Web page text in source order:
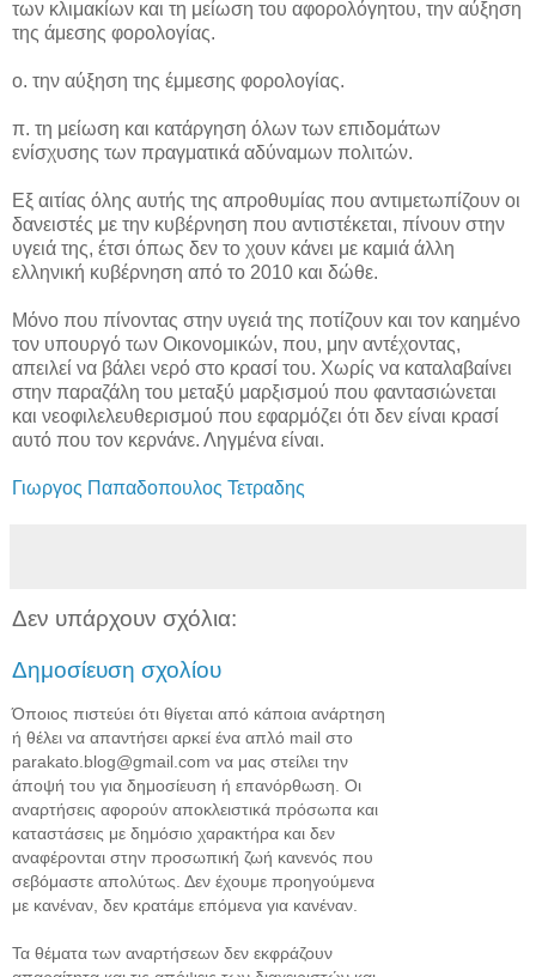
των κλιμακίων και τη μείωση του αφορολόγητου, την αύξηση
της άμεσης φορολογίας.
ο. την αύξηση της έμμεσης φορολογίας.
π. τη μείωση και κατάργηση όλων των επιδομάτων
ενίσχυσης των πραγματικά αδύναμων πολιτών.
Εξ αιτίας όλης αυτής της απροθυμίας που αντιμετωπίζουν οι
δανειστές με την κυβέρνηση που αντιστέκεται, πίνουν στην
υγειά της, έτσι όπως δεν το χουν κάνει με καμιά άλλη
ελληνική κυβέρνηση από το 2010 και δώθε.
Μόνο που πίνοντας στην υγειά της ποτίζουν και τον καημένο
τον υπουργό των Οικονομικών, που, μην αντέχοντας,
απειλεί να βάλει νερό στο κρασί του. Χωρίς να καταλαβαίνει
στην παραζάλη του μεταξύ μαρξισμού που φαντασιώνεται
και νεοφιλελευθερισμού που εφαρμόζει ότι δεν είναι κρασί
αυτό που τον κερνάνε. Ληγμένα είναι.
Γιωργος Παπαδοπουλος Τετραδης
Δεν υπάρχουν σχόλια:
Δημοσίευση σχολίου
Όποιος πιστεύει ότι θίγεται από κάποια ανάρτηση
ή θέλει να απαντήσει αρκεί ένα απλό mail στο
parakato.blog@gmail.com να μας στείλει την
άποψή του για δημοσίευση ή επανόρθωση. Οι
αναρτήσεις αφορούν αποκλειστικά πρόσωπα και
καταστάσεις με δημόσιο χαρακτήρα και δεν
αναφέρονται στην προσωπική ζωή κανενός που
σεβόμαστε απολύτως. Δεν έχουμε προηγούμενα
με κανέναν, δεν κρατάμε επόμενα για κανέναν.
Τα θέματα των αναρτήσεων δεν εκφράζουν